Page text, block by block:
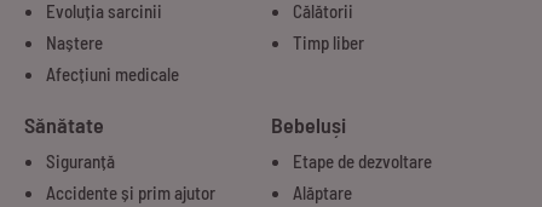
Evoluția sarcinii
Naștere
Afecțiuni medicale
Călătorii
Timp liber
Sănătate
Siguranță
Accidente și prim ajutor
Bebeluși
Etape de dezvoltare
Alăptare